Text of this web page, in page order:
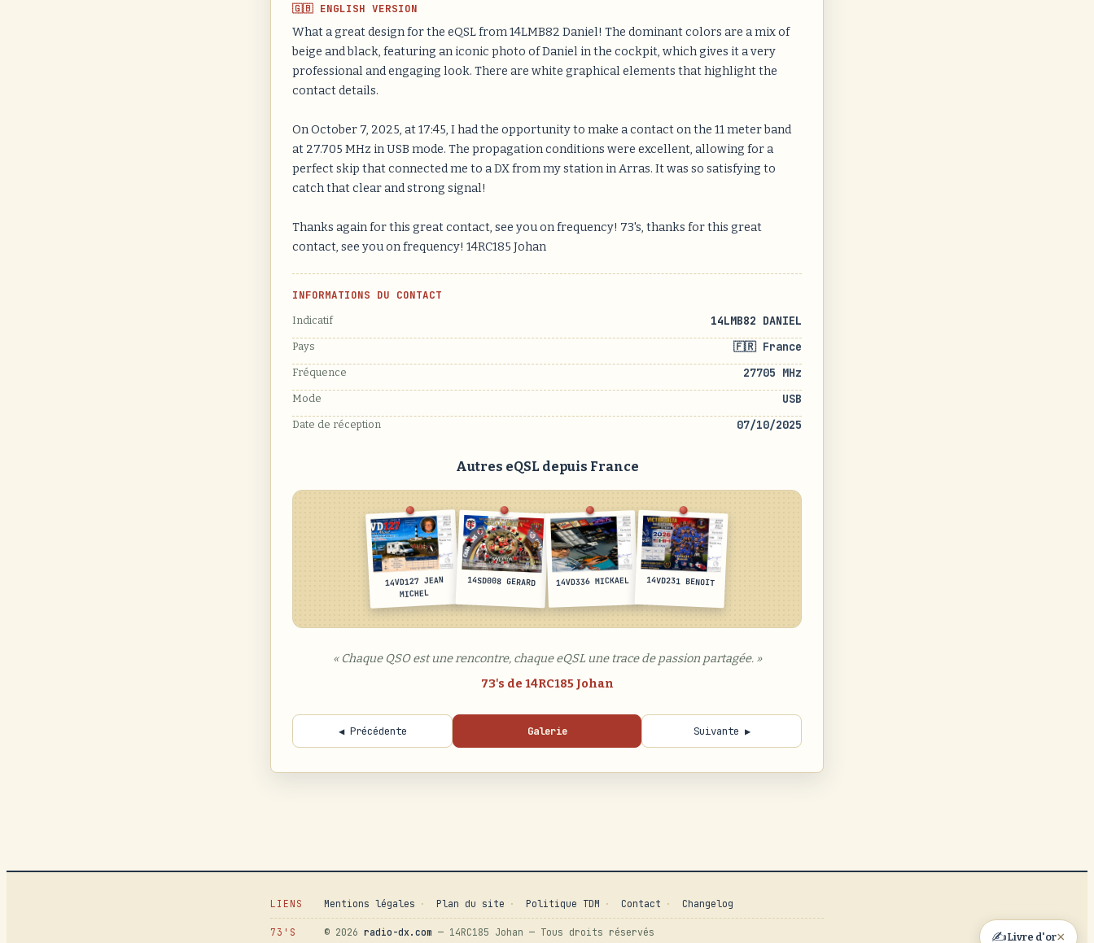
🇬🇧 ENGLISH VERSION
What a great design for the eQSL from 14LMB82 Daniel! The dominant colors are a mix of
beige and black, featuring an iconic photo of Daniel in the cockpit, which gives it a very
professional and engaging look. There are white graphical elements that highlight the
contact details.
On October 7, 2025, at 17:45, I had the opportunity to make a contact on the 11 meter band
at 27.705 MHz in USB mode. The propagation conditions were excellent, allowing for a
perfect skip that connected me to a DX from my station in Arras. It was so satisfying to
catch that clear and strong signal!
Thanks again for this great contact, see you on frequency! 73's, thanks for this great
contact, see you on frequency! 14RC185 Johan
INFORMATIONS DU CONTACT
Indicatif 14LMB82 DANIEL
Pays 🇫🇷 France
Fréquence 27705 MHz
Mode USB
Date de réception 07/10/2025
Autres eQSL depuis France
14VD127 JEAN
MICHEL
14SD008 GERARD 14VD336 MICKAEL 14VD231 BENOIT
« Chaque QSO est une rencontre, chaque eQSL une trace de passion partagée. »
73's de 14RC185 Johan
◀ Précédente Galerie Suivante ▶
LIENS Mentions légales · Plan du site · Politique TDM · Contact · Changelog
73'S © 2026 radio-dx.com — 14RC185 Johan — Tous droits réservés ✍️Livre d'or×